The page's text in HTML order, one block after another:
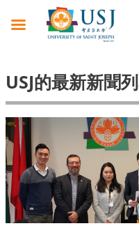
USJ的最新新聞